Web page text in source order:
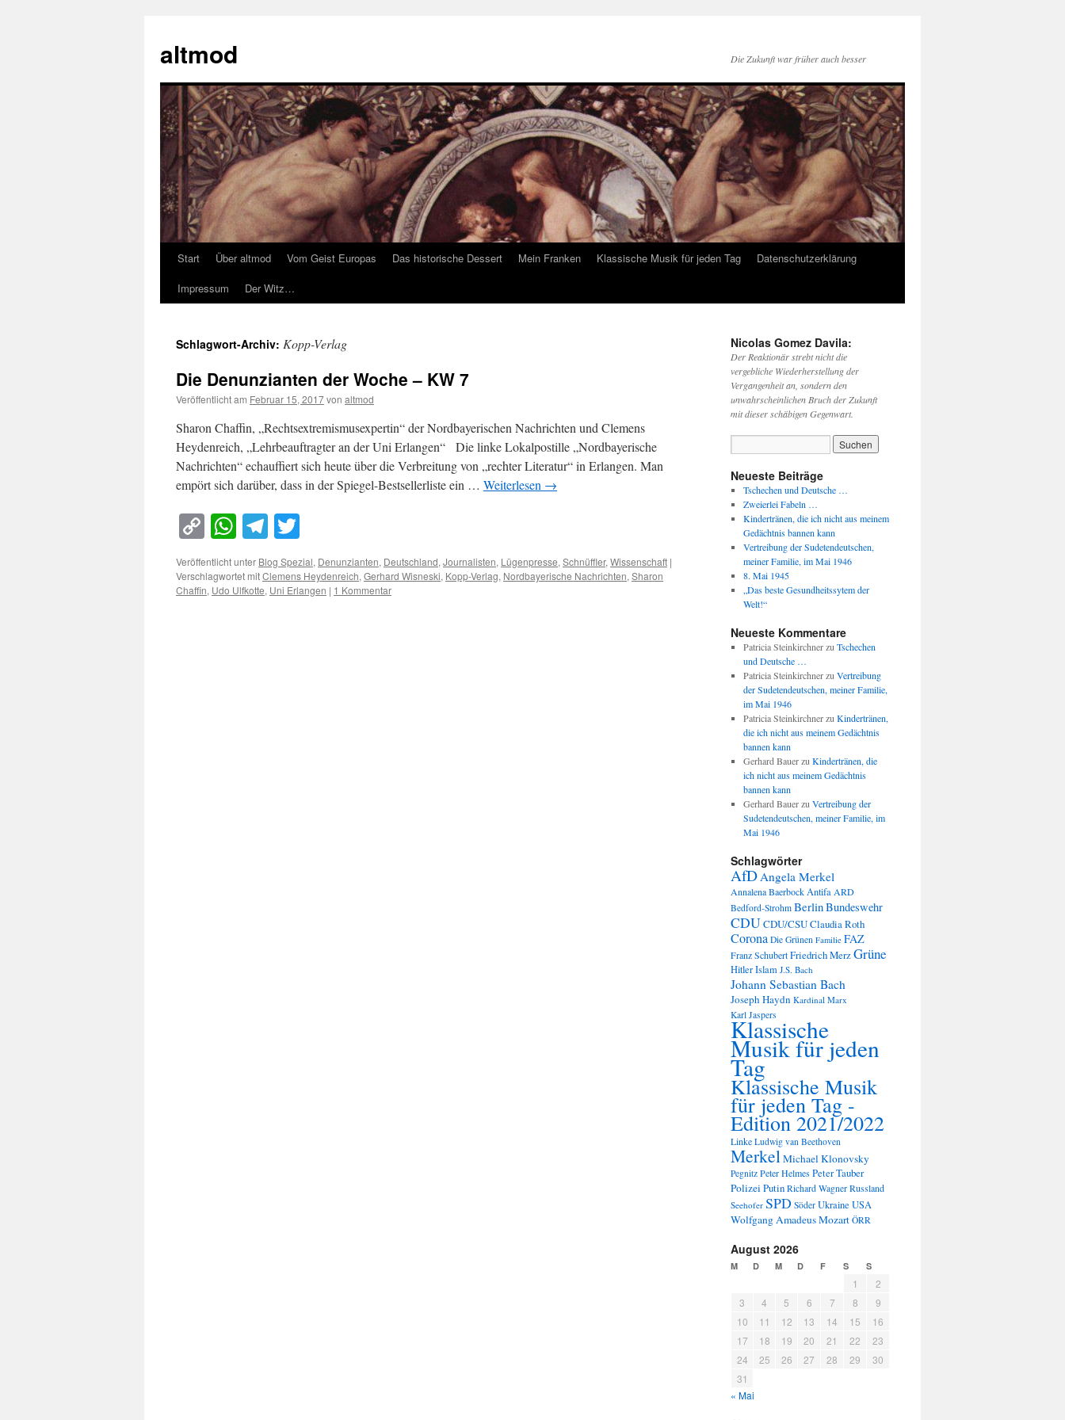
springen
altmod Die Zukunft war früher auch besser
Start Über altmod Vom Geist Europas Das historische Dessert Mein Franken Klassische Musik für jeden Tag
Datenschutzerklärung
Impressum
Der Witz…
Schlagwort-Archiv: Kopp-Verlag
Die Denunzianten der Woche – KW 7
Veröffentlicht am Februar 15, 2017von altmod
Sharon Chaffin, „Rechtsextremismusexpertin“ der Nordbayerischen Nachrichten und Clemens
Heydenreich, „Lehrbeauftragter an der Uni Erlangen“ Die linke Lokalpostille „Nordbayerische
Nachrichten“ echauffiert sich heute über die Verbreitung von „rechter Literatur“ in Erlangen. Man
empört sich darüber, dass in der Spiegel-Bestsellerliste ein … Weiterlesen →
Copy
Link
WhatsApp
Telegram
Veröffentlicht unter Blog Spezial, Denunzianten, Deutschland,Journalisten, Lügenpresse,Schnüffler,Wissenschaft |
Verschlagwortet mitClemens Heydenreich,Gerhard Wisneski, Kopp-Verlag, Nordbayerische Nachrichten,Sharon
Chaffin, Udo Ulfkotte, Uni Erlangen | 1 Kommentar
Nicolas Gomez Davila:
Der Reaktionär strebt nicht die
vergebliche Wiederherstellung der
Vergangenheit an, sondern den
unwahrscheinlichen Bruch der Zukunft
mit dieser schäbigen Gegenwart.
Neueste Beiträge
Tschechen und Deutsche …
Zweierlei Fabeln …
Kindertränen, die ich nicht aus meinem
Gedächtnis bannen kann
Vertreibung der Sudetendeutschen,
meiner Familie, im Mai 1946
8. Mai 1945
„Das beste Gesundheitssytem der
Welt!“
Neueste Kommentare
Patricia Steinkirchnerzu Tschechen
und Deutsche …
Patricia Steinkirchnerzu Vertreibung
der Sudetendeutschen, meiner Familie,
im Mai 1946
Patricia Steinkirchnerzu Kindertränen,
die ich nicht aus meinem Gedächtnis
bannen kann
Gerhard Bauerzu Kindertränen, die
ich nicht aus meinem Gedächtnis
bannen kann
Gerhard Bauerzu Vertreibung der
Sudetendeutschen, meiner Familie, im
Mai 1946
Schlagwörter
AfDAngela Merkel
Annalena BaerbockAntifa ARD
Bedford-Strohm BerlinBundeswehr
CDUCDU/CSUClaudia Roth
Corona Die Grünen Familie FAZ
Franz SchubertFriedrich MerzGrüne
HitlerIslam J.S. Bach
Johann Sebastian Bach
Joseph Haydn Kardinal Marx
Karl Jaspers
Klassische
Musik für jeden
Tag
Klassische Musik
für jeden Tag -
Edition 2021/2022
Linke Ludwig van Beethoven
MerkelMichael Klonovsky
Pegnitz Peter HelmesPeter Tauber
PolizeiPutin Richard Wagner Russland
Seehofer SPD Söder Ukraine USA
Wolfgang Amadeus Mozart ÖRR
August 2026
M D M D F S S
1
2
3
4 5 6 7 8
9
10
11 12 13 14 15
16
17
18 19 20 21 22
23
24
25 26 27 28 29
30
31
« Mai